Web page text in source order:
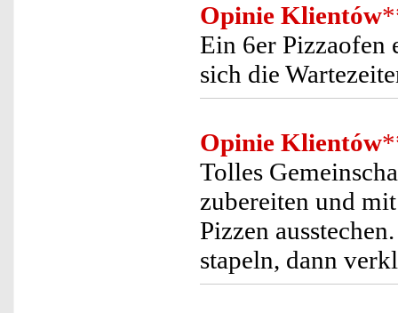
Opinie Klientów
Ein 6er Pizzaofen
sich die
Opinie Klientów
Tolles
zubereiten und
Pizzen
stapeln, dann